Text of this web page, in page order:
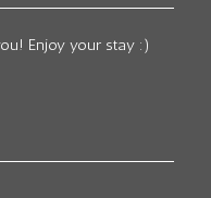
Enjoy your stay :)